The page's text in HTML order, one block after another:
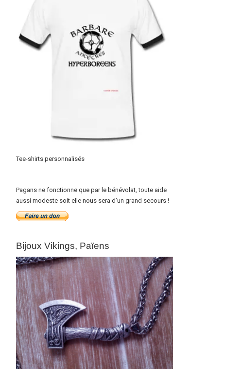
Tee-shirts personnalisés
Pagans ne fonctionne que par le bénévolat, toute aide
aussi modeste soit elle nous sera d’un grand secours !
Bijoux Vikings, Païens